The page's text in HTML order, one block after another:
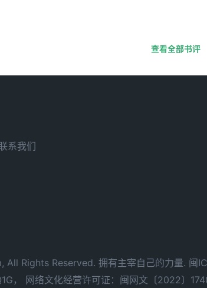
查看全部书评
系我们
Rights Reserved. 拥有主宰自己的力量. 闽
，
网络文化经营许可证：闽网文〔2022〕